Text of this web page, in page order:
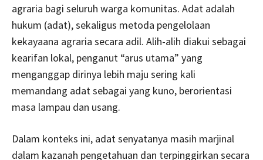
agraria bagi seluruh warga komunitas. Adat adalah
hukum (adat), sekaligus metoda pengelolaan
kekayaana agraria secara adil. Alih-alih diakui sebagai
kearifan lokal, penganut “arus utama” yang
menganggap dirinya lebih maju sering kali
memandang adat sebagai yang kuno, berorientasi
masa lampau dan usang.
Dalam konteks ini, adat senyatanya masih marjinal
dalam kazanah pengetahuan dan terpinggirkan secara